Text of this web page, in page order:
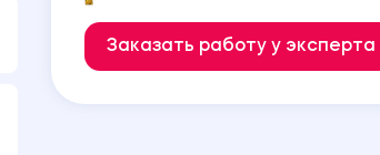
Заказать работу у эксперта